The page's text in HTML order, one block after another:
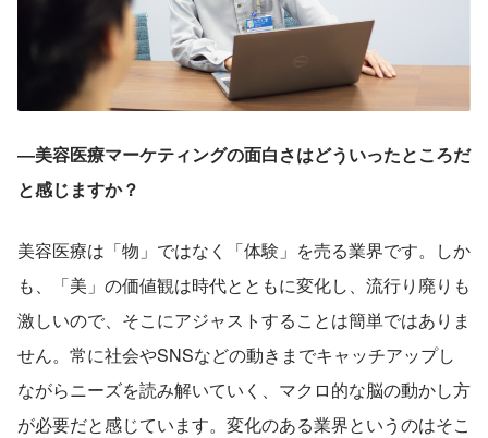
―美容医療マーケティングの面白さはどういったところだ
と感じますか？
美容医療は「物」ではなく「体験」を売る業界です。しか
も、「美」の価値観は時代とともに変化し、流行り廃りも
激しいので、そこにアジャストすることは簡単ではありま
せん。常に社会やSNSなどの動きまでキャッチアップし
ながらニーズを読み解いていく、マクロ的な脳の動かし方
が必要だと感じています。変化のある業界というのはそこ